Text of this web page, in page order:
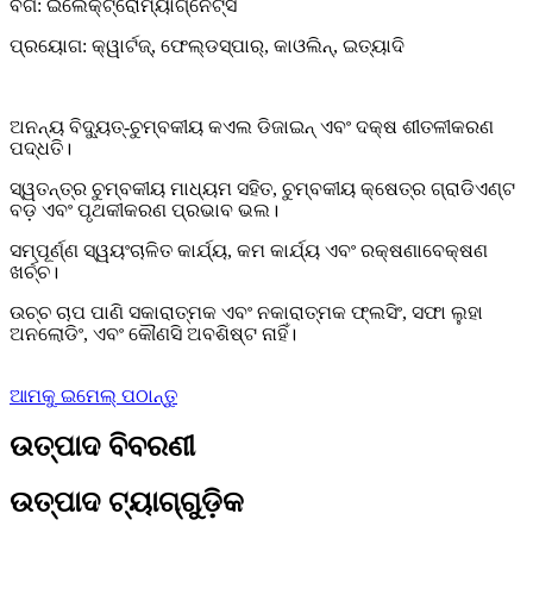
ବର୍ଗ: ଇଲେକ୍ଟ୍ରୋମ୍ୟାଗ୍ନେଟ୍ସ
ପ୍ରୟୋଗ: କ୍ୱାର୍ଟଜ୍, ଫେଲ୍ଡସ୍ପାର୍, କାଓଲିନ୍, ଇତ୍ୟାଦି
ଅନନ୍ୟ ବିଦ୍ୟୁତ୍-ଚୁମ୍ବକୀୟ କଏଲ ଡିଜାଇନ୍ ଏବଂ ଦକ୍ଷ ଶୀତଳୀକରଣ
ପଦ୍ଧତି।
ସ୍ୱତନ୍ତ୍ର ଚୁମ୍ବକୀୟ ମାଧ୍ୟମ ସହିତ, ଚୁମ୍ବକୀୟ କ୍ଷେତ୍ର ଗ୍ରାଡିଏଣ୍ଟ
ବଡ଼ ଏବଂ ପୃଥକୀକରଣ ପ୍ରଭାବ ଭଲ।
ସମ୍ପୂର୍ଣ୍ଣ ସ୍ୱୟଂଚାଳିତ କାର୍ଯ୍ୟ, କମ କାର୍ଯ୍ୟ ଏବଂ ରକ୍ଷଣାବେକ୍ଷଣ
ଖର୍ଚ୍ଚ।
ଉଚ୍ଚ ଚାପ ପାଣି ସକାରାତ୍ମକ ଏବଂ ନକାରାତ୍ମକ ଫ୍ଲସିଂ, ସଫା ଲୁହା
ଅନଲୋଡିଂ, ଏବଂ କୌଣସି ଅବଶିଷ୍ଟ ନାହିଁ।
ଆମକୁ ଇମେଲ୍ ପଠାନ୍ତୁ
ଉତ୍ପାଦ ବିବରଣୀ
ଉତ୍ପାଦ ଟ୍ୟାଗ୍‌ଗୁଡ଼ିକ